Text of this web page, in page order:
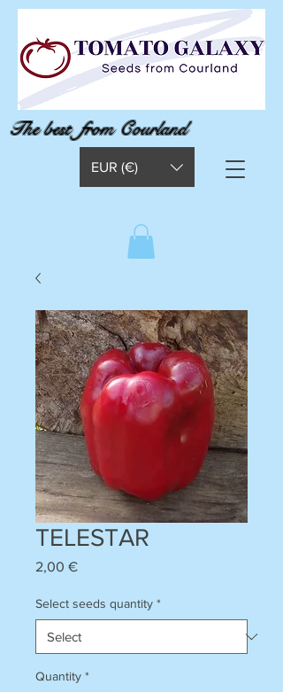
The best from Courland
EUR (€)
TELESTAR
2,00 €Price
Select seeds quantity *
Quantity *